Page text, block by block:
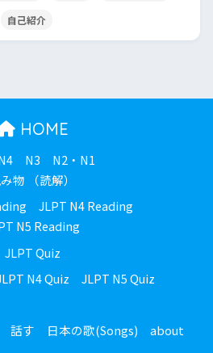
自己紹介
HOME
N3
N2・N1
物 （読解）
JLPT N4 Reading
N5 Reading
JLPT Quiz
N4 Quiz
JLPT N5 Quiz
話す 日本の歌(Songs) about